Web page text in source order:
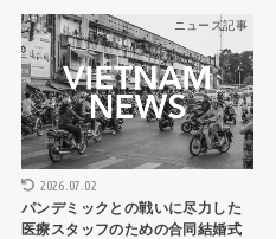
ニュース記事
2026.07.02
パンデミックとの戦いに尽力した
医療スタッフのための合同結婚式